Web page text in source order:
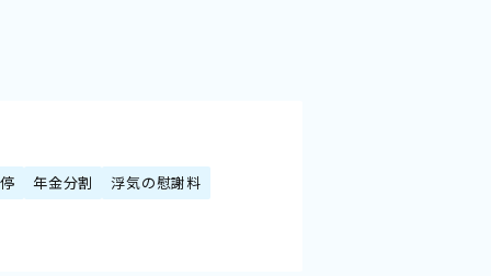
年金分割 浮気の慰謝料